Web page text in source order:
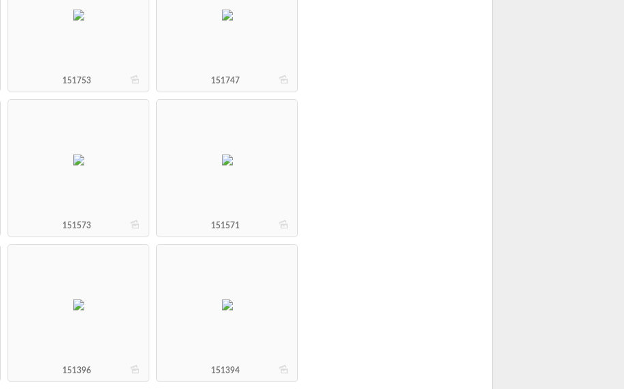
b
151753 b
151747
b
151573 b
151571
b
151396 b
151394